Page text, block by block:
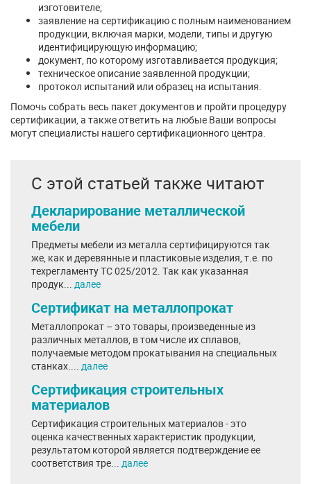
изготовителе;
заявление на сертификацию с полным наименованием
продукции, включая марки, модели, типы и другую
идентифицирующую информацию;
документ, по которому изготавливается продукция;
техническое описание заявленной продукции;
протокол испытаний или образец на испытания.
Помочь собрать весь пакет документов и пройти процедуру
сертификации, а также ответить на любые Ваши вопросы
могут специалисты нашего сертификационного центра.
С этой статьей также читают
Декларирование металлической
мебели
Предметы мебели из металла сертифицируются так
же, как и деревянные и пластиковые изделия, т.е. по
техрегламенту ТС 025/2012. Так как указанная
продук... далее
Сертификат на металлопрокат
Металлопрокат – это товары, произведенные из
различных металлов, в том числе их сплавов,
получаемые методом прокатывания на специальных
станках.... далее
Сертификация строительных
материалов
Сертификация строительных материалов - это
оценка качественных характеристик продукции,
результатом которой является подтверждение ее
соответствия тре... далее